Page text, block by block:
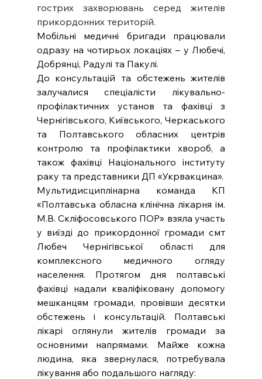
гострих захворювань серед жителів
прикордонних територій.
Мобільні медичні бригади працювали
одразу на чотирьох локаціях – у Любечі,
Добрянці, Радулі та Пакулі.
До консультацій та обстежень жителів
залучалися спеціалісти лікувально-
профілактичних установ та фахівці з
Чернігівського, Київського, Черкаського
та Полтавського обласних центрів
контролю та профілактики хвороб, а
також фахівці Національного інституту
раку та представники ДП «Укрвакцина».
Мультидисциплінарна команда КП
«Полтавська обласна клінічна лікарня ім.
М.В. Скліфосовського ПОР» взяла участь
у виїзді до прикордонної громади смт
Любеч Чернігівської області для
комплексного медичного огляду
населення. Протягом дня полтавські
фахівці надали кваліфіковану допомогу
мешканцям громади, провівши десятки
обстежень і консультацій.
Полтавські
лікарі оглянули жителів громади за
основними напрямами. Майже кожна
людина, яка звернулася, потребувала
лікування або подальшого нагляду: